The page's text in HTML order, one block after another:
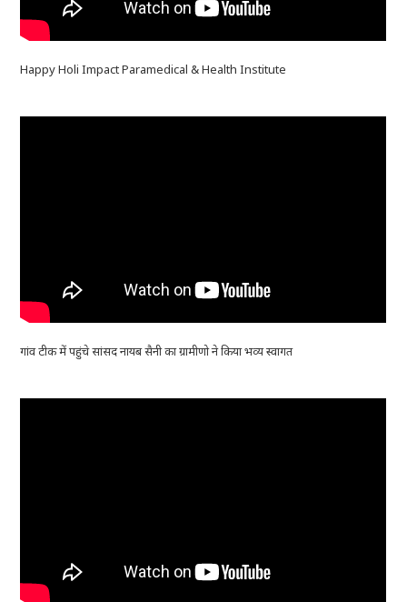
Happy Holi Impact Paramedical & Health Institute
गांव टीक में पहुंचे सांसद नायब सैनी का ग्रामीणो ने किया भव्य स्वागत